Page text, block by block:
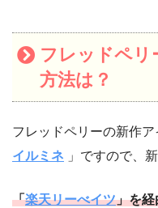
フレッドペリ
方法は？
フレッドペリーの新作
イルミネ 」ですので、
「楽天リーべイツ」を経